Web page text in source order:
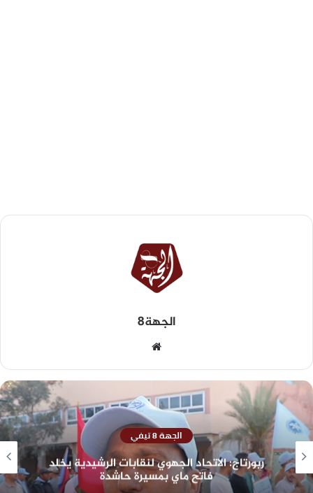
الجهة8
الجهة 8 تيفي
ربورتاج: الاتحاد الجهوي لنقابات الرشيدية يخلد
فاتح ماي بمسيرة حاشدة